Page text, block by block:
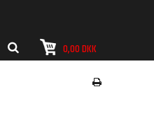
0,00 DKK